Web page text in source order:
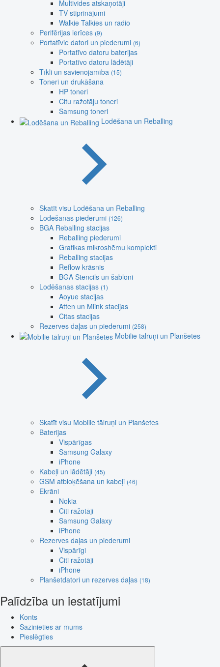
Multivides atskaņotāji
TV stiprinājumi
Walkie Talkies un radio
Perifērijas ierīces (9)
Portatīvie datori un piederumi (6)
Portatīvo datoru baterijas
Portatīvo datoru lādētāji
Tīkli un savienojamība (15)
Toneri un drukāšana
HP toneri
Citu ražotāju toneri
Samsung toneri
Lodēšana un Reballing
Skatīt visu Lodēšana un Reballing
Lodēšanas piederumi (126)
BGA Reballing stacijas
Reballing piederumi
Grafikas mikroshēmu komplekti
Reballing stacijas
Reflow krāsnis
BGA Stencils un šabloni
Lodēšanas stacijas (1)
Aoyue stacijas
Atten un Mlink stacijas
Citas stacijas
Rezerves daļas un piederumi (258)
Mobilie tālruņi un Planšetes
Skatīt visu Mobilie tālruņi un Planšetes
Baterijas
Vispārīgas
Samsung Galaxy
iPhone
Kabeļi un lādētāji (45)
GSM atbloķēšana un kabeļi (46)
Ekrāni
Nokia
Citi ražotāji
Samsung Galaxy
iPhone
Rezerves daļas un piederumi
Vispārīgi
Citi ražotāji
iPhone
Planšetdatori un rezerves daļas (18)
Palīdzība un iestatījumi
Konts
Sazinieties ar mums
Pieslēgties